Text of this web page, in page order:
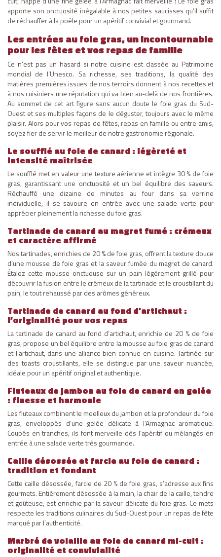
apporte son onctuosité inégalable à nos petites saucisses qu’il suffit
de réchauffer à la poêle pour un apéritif convivial et gourmand.
Les entrées au foie gras, un incontournable
pour les fêtes et vos repas de famille
Ce n’est pas un hasard si notre cuisine est classée au Patrimoine
mondial de l’Unesco. Sa richesse, ses traditions, la qualité des
matières premières issues de nos terroirs donnent à nos recettes et
à nos cuisiniers une réputation qui va bien au-delà de nos frontières.
Au sommet de cet art figure sans aucun doute le foie gras du Sud-
Ouest et ses multiples façons de le déguster, toujours avec le même
plaisir. Alors pour vos repas de fêtes, repas en famille ou entre amis,
soyez fier de servir le meilleur de notre gastronomie régionale.
Le soufflé au foie de canard : légèreté et
intensité maîtrisée
Le soufflé met en valeur une texture aérienne et intègre 30 % de foie
gras, garantissant une onctuosité et un bel équilibre des saveurs.
Réchauffé une dizaine de minutes au four dans sa verrine
individuelle, il se savoure en entrée avec une salade verte pour
apprécier pleinement la richesse du foie gras.
Tartinade de canard au magret fumé : crémeux
et caractère affirmé
Nos tartinades, enrichies de 20 % de foie gras, offrent la texture douce
d’une mousse de foie gras et la saveur fumée du magret de canard.
Étalez cette mousse onctueuse sur un pain légèrement grillé pour
découvrir la fusion entre le crémeux de la tartinade et le croustillant du
pain, le tout rehaussé par des arômes généreux.
Tartinade de canard au fond d’artichaut :
l’originalité pour vos repas
La tartinade de canard au fond d’artichaut, enrichie de 20 % de foie
gras, propose un bel équilibre entre la mousse au foie gras de canard
et l’artichaut, dans une alliance bien connue en cuisine. Tartinée sur
des toasts croustillants, elle se distingue par une saveur nuancée,
idéale pour un apéritif original et authentique.
Fluteaux de jambon au foie de canard en gelée
: finesse et harmonie
Les fluteaux combinent le moelleux du jambon et la profondeur du foie
gras, enveloppés d’une gelée délicate à l’Armagnac aromatique.
Coupés en tranches, ils font merveille dès l’apéritif ou mélangés en
entrée à une salade verte très gourmande.
Caille désossée et farcie au foie de canard :
tradition et fondant
Cette caille désossée, farcie de 20 % de foie gras, s’adresse aux fins
gourmets. Entièrement désossée à la main, la chair de la caille, tendre
et goûteuse, est enrichie par la saveur délicate du foie gras. Ce mets
respecte les traditions culinaires du Sud-Ouest pour un repas de fête
marqué par l’authenticité.
Marbré de volaille au foie de canard mi-cuit :
originalité et convivialité